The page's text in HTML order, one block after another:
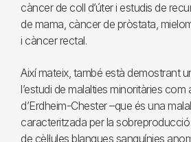
càncer de coll d’úter i estudis de
de mama, càncer de pròstata,
i càncer rectal.
Així mateix, també està demostrant
l’estudi de malalties minoritàries com
d’Erdheim-Chester –que és una
caracteritzada per la sobreproducció
de cèl·lules blanques sanguínies